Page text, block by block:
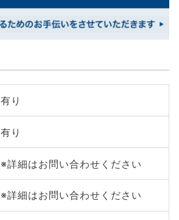
有り
有り
※詳細はお問い合わせください
※詳細はお問い合わせください